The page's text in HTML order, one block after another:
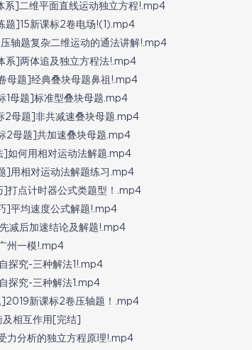
系]二维平面直线运动独立方程!.mp4
题]15新课标2卷电场!(1).mp4
轴题复杂二维运动的通法讲解!.mp4
系]两体追及独立方程法!.mp4
母题]经典叠块母题鼻祖!.mp4
1母题]标准型叠块母题.mp4
2母题]非共减速叠块母题.mp4
2母题]共加速叠块母题.mp4
如何用相对运动法解题.mp4
]用相对运动法解题练习.mp4
打点计时器公式类题型！.mp4
]平均速度公式解题!.mp4
减后加速结论及解题!.mp4
州一模!.mp4
探究-三种解法1!.mp4
探究-三种解法1.mp4
]2019新课标2卷压轴题！.mp4
相互作用[完结]
力分析的独立方程原理!.mp4